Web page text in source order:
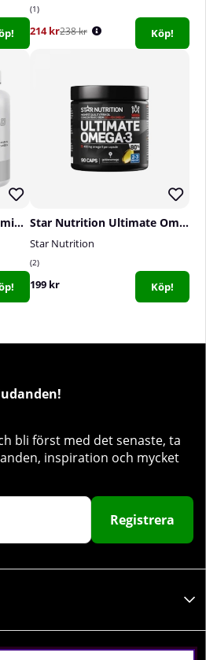
1
214 kr238 kr Köp!
2 x SOLID Nutrition Vitamin D, 90 caps Star Nutrition Ultimate Omega-3, 90 caps, 80%
Star Nutrition
2
199 kr Köp!
bli först med det senaste, ta
inspiration och mycket
Registrera